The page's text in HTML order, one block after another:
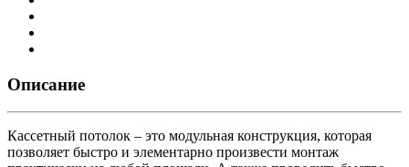
Описание
Кассетный потолок – это модульная конструкция, которая
позволяет быстро и элементарно произвести монтаж